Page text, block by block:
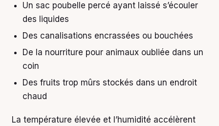
Un sac poubelle percé ayant laissé s’écouler
des liquides
Des canalisations encrassées ou bouchées
De la nourriture pour animaux oubliée dans un
coin
Des fruits trop mûrs stockés dans un endroit
chaud
La température élevée et l’humidité accélèrent